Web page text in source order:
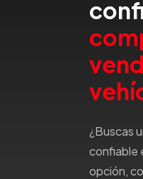
Honda
Infiniti
Jac
Jaecco
Jaguar
¿Buscas
confiable
opción,